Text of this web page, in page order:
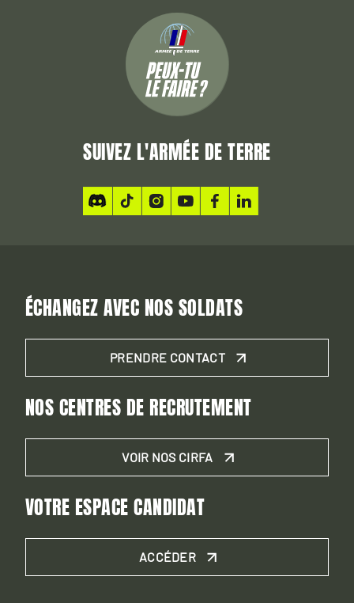
SUIVEZ L'ARMÉE DE TERRE
ÉCHANGEZ AVEC NOS SOLDATS
PRENDRE CONTACT
NOS CENTRES DE RECRUTEMENT
VOIR NOS CIRFA
VOTRE ESPACE CANDIDAT
ACCÉDER